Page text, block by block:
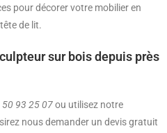
pour décorer votre mobilier en
de lit.
sur bois depuis près
50 93 25 07ou utilisez notre
nous demander un devis gratuit